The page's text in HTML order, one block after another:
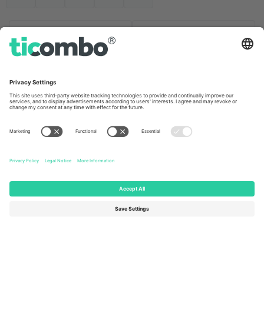
Germany
Berlin, Germany
United Kingdom
London, EC1V 1AW, United
United States
131 Continental Dr, Suite 305,
Newark, Delaware 19713, United
Dorfstrasse 52a, 6390
Engelberg, Switzerland